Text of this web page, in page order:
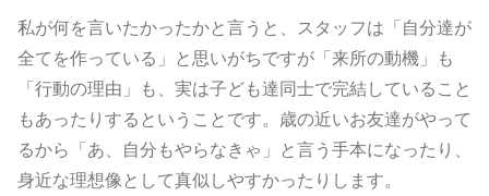
私が何を言いたかったかと言うと、スタッフは「自分達が
全てを作っている」と思いがちですが「来所の動機」も
「行動の理由」も、実は子ども達同士で完結していること
もあったりするということです。歳の近いお友達がやって
るから「あ、自分もやらなきゃ」と言う手本になったり、
身近な理想像として真似しやすかったりします。